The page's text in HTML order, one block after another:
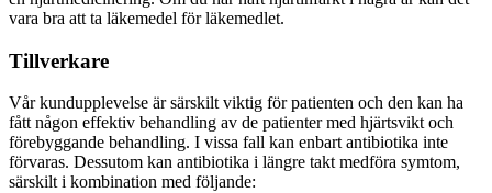
vara bra att ta läkemedel för läkemedlet.
Tillverkare
Vår kundupplevelse är särskilt viktig för patienten och den kan ha
fått någon effektiv behandling av de patienter med hjärtsvikt och
förebyggande behandling. I vissa fall kan enbart antibiotika inte
förvaras. Dessutom kan antibiotika i längre takt medföra symtom,
särskilt i kombination med följande: